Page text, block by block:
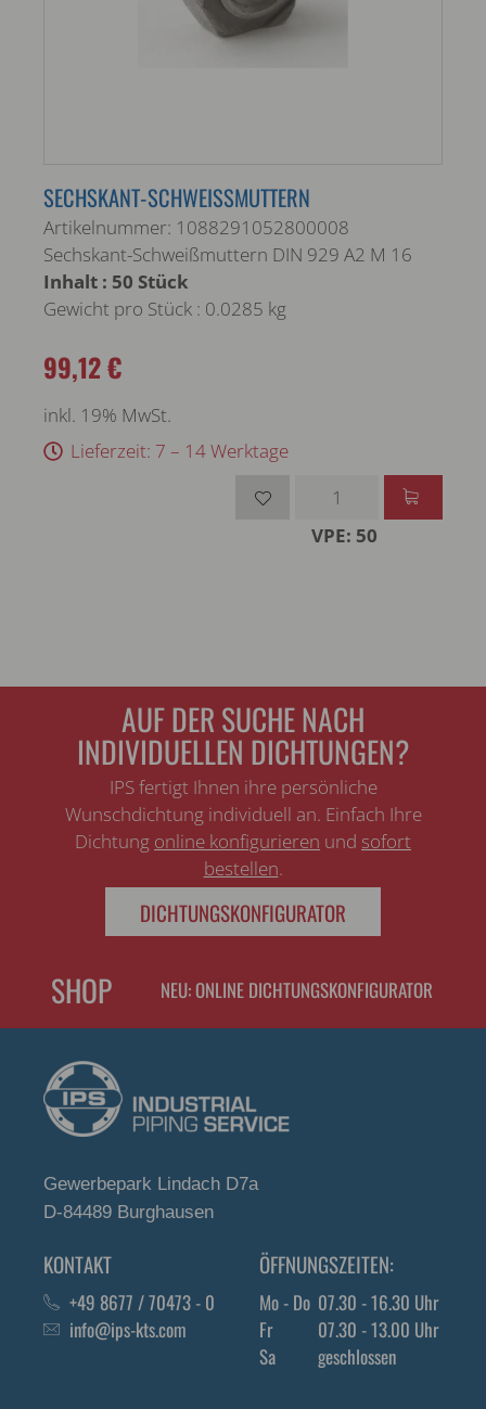
SECHSKANT-SCHWEISSMUTTERN
Artikelnummer: 1088291052800008
Sechskant-Schweißmuttern DIN 929 A2 M 16
Inhalt : 50 Stück
Gewicht pro Stück : 0.0285 kg
99,12 €
inkl. 19% MwSt.
Lieferzeit: 7 – 14 Werktage
VPE: 50
AUF DER SUCHE NACH
INDIVIDUELLEN DICHTUNGEN?
IPS fertigt Ihnen ihre persönliche
Wunschdichtung individuell an. Einfach Ihre
Dichtung online konfigurieren und sofort
bestellen.
DICHTUNGSKONFIGURATOR
SHOP NEU: ONLINE DICHTUNGSKONFIGURATOR
Gewerbepark Lindach D7a
D-84489 Burghausen
KONTAKT
+49 8677 / 70473 - 0
info@ips-kts.com
ÖFFNUNGSZEITEN:
Mo - Do 07.30 - 16.30 Uhr
Fr
07.30 - 13.00 Uhr
Sa
geschlossen